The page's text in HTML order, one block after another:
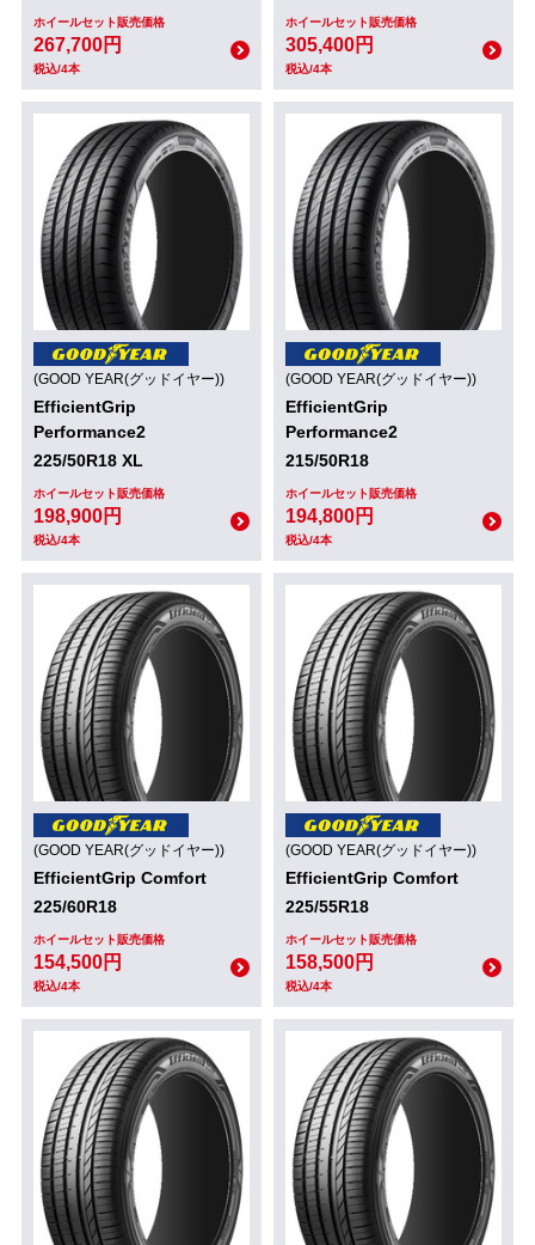
ホイールセット販売価格
267,700円
税込/4本
ホイールセット販売価格
305,400円
税込/4本
(GOOD YEAR(グッドイヤー))
EfficientGrip
Performance2
225/50R18 XL
ホイールセット販売価格
198,900円
税込/4本
(GOOD YEAR(グッドイヤー))
EfficientGrip
Performance2
215/50R18
ホイールセット販売価格
194,800円
税込/4本
(GOOD YEAR(グッドイヤー))
EfficientGrip Comfort
225/60R18
ホイールセット販売価格
154,500円
税込/4本
(GOOD YEAR(グッドイヤー))
EfficientGrip Comfort
225/55R18
ホイールセット販売価格
158,500円
税込/4本